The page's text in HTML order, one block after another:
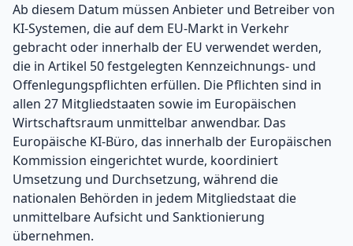
Ab diesem Datum müssen Anbieter und Betreiber von
KI-Systemen, die auf dem EU-Markt in Verkehr
gebracht oder innerhalb der EU verwendet werden,
die in Artikel 50 festgelegten Kennzeichnungs- und
Offenlegungspflichten erfüllen. Die Pflichten sind in
allen 27 Mitgliedstaaten sowie im Europäischen
Wirtschaftsraum unmittelbar anwendbar. Das
Europäische KI-Büro, das innerhalb der Europäischen
Kommission eingerichtet wurde, koordiniert
Umsetzung und Durchsetzung, während die
nationalen Behörden in jedem Mitgliedstaat die
unmittelbare Aufsicht und Sanktionierung
übernehmen.